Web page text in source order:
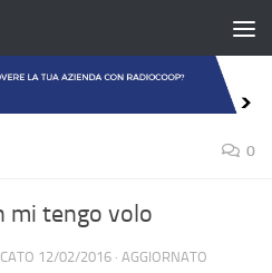
0
mi tengo volo
12/02/2016 · AGGIORNATO